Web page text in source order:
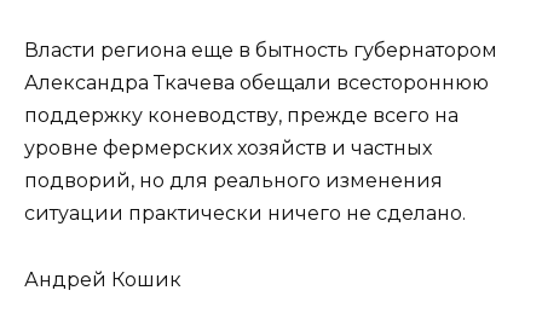
Власти региона еще в бытность губернатором
Александра Ткачева обещали всестороннюю
поддержку коневодству, прежде всего на
уровне фермерских хозяйств и частных
подворий, но для реального изменения
ситуации практически ничего не сделано.
Андрей Кошик